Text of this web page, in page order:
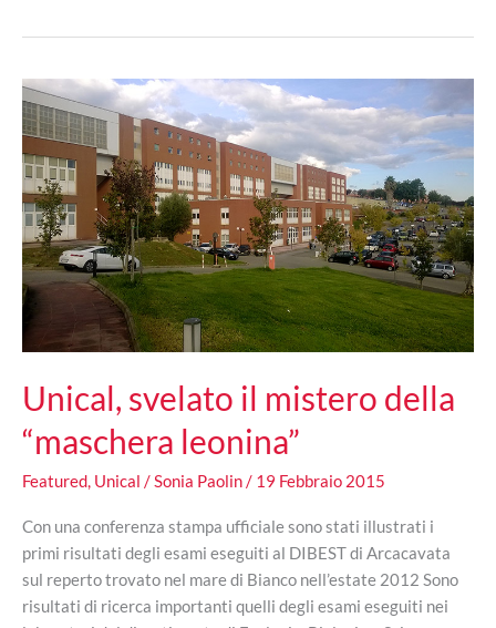
persone
a
giudizio
Unical, svelato il mistero della
“maschera leonina”
Featured, Unical /Sonia Paolin/ 19 Febbraio 2015
Con una conferenza stampa ufficiale sono stati illustrati i
primi risultati degli esami eseguiti al DIBEST di Arcacavata
sul reperto trovato nel mare di Bianco nell’estate 2012 Sono
risultati di ricerca importanti quelli degli esami eseguiti nei